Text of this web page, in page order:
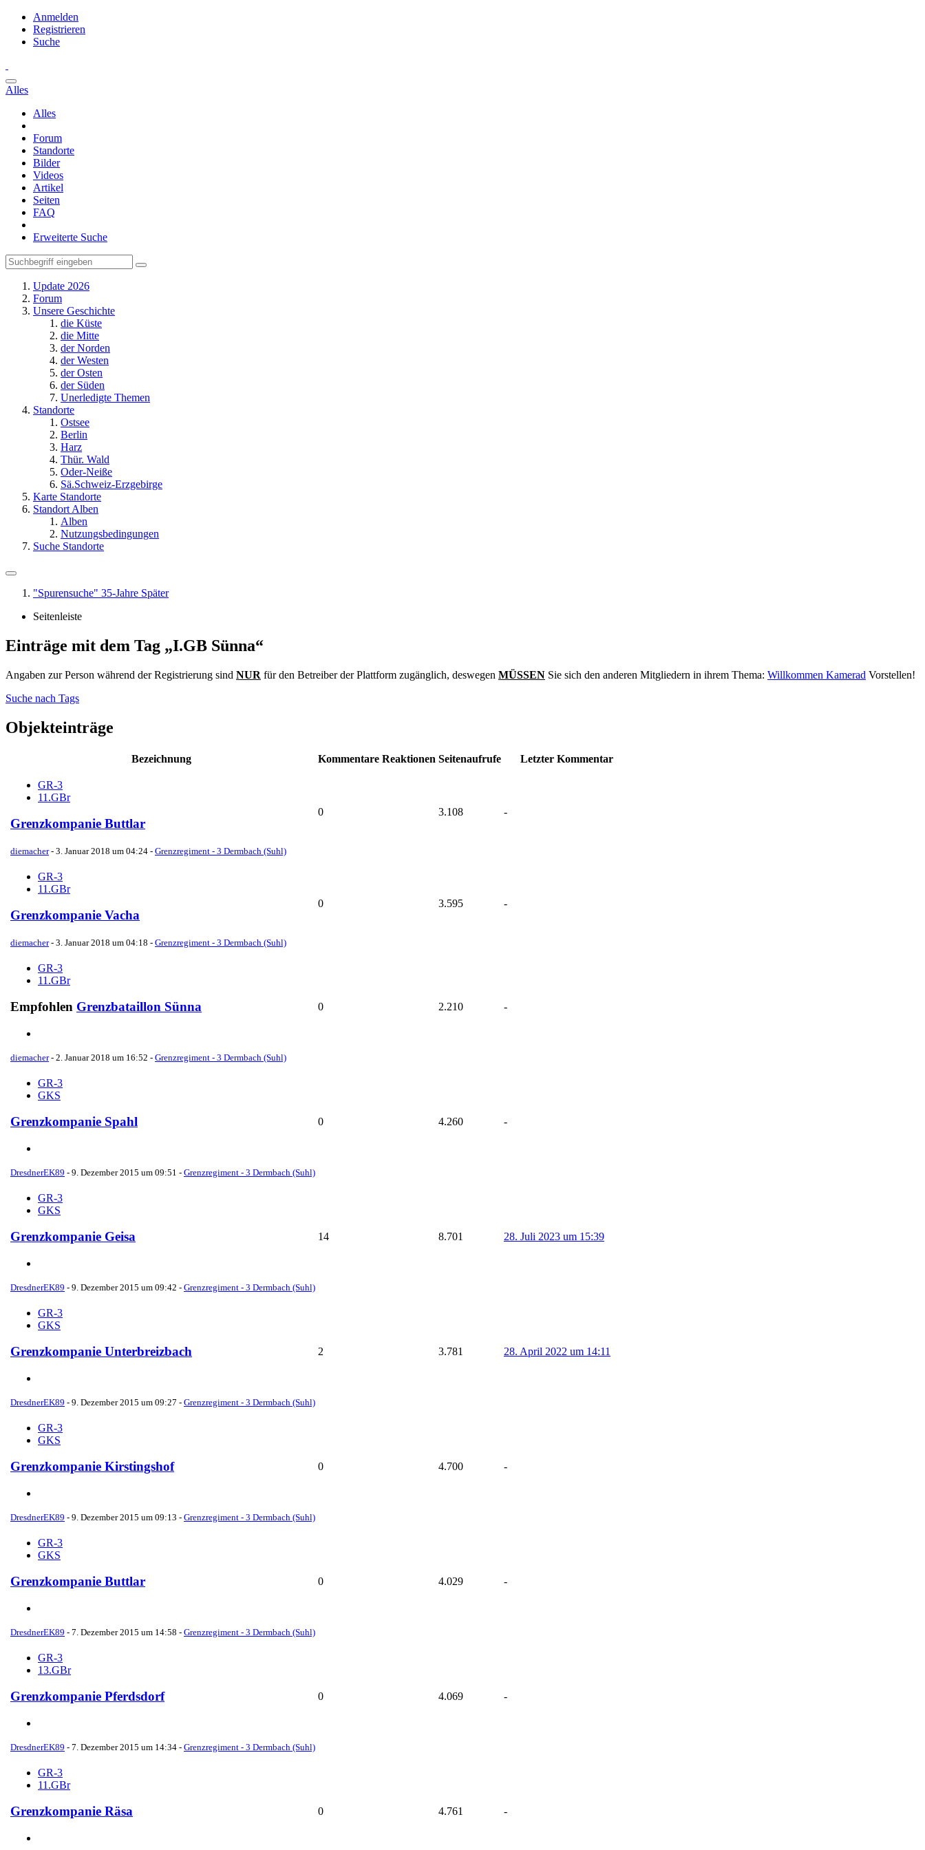
Anmelden
Registrieren
Suche
Alles
Alles
Forum
Standorte
Bilder
Videos
Artikel
Seiten
FAQ
Erweiterte Suche
Update 2026
Forum
Unsere Geschichte
die Küste
die Mitte
der Norden
der Westen
der Osten
der Süden
Unerledigte Themen
Standorte
Ostsee
Berlin
Harz
Thür. Wald
Oder-Neiße
Sä.Schweiz-Erzgebirge
Karte Standorte
Standort Alben
Alben
Nutzungsbedingungen
Suche Standorte
"Spurensuche" 35-Jahre Später
Seitenleiste
Einträge mit dem Tag „I.GB Sünna“
Angaben zur Person während der Registrierung sind NUR für den Betreiber der Plattform zugänglich, deswegen MÜSSEN Sie sich den anderen Mitgliedern in ihrem Thema: Willkommen Kamerad Vorstellen!
Suche nach Tags
Objekteinträge
Bezeichnung Kommentare Reaktionen Seitenaufrufe Letzter Kommentar
GR-3
11.GBr
Grenzkompanie Buttlar
diemacher- 3. Januar 2018 um 04:24 - Grenzregiment - 3 Dermbach (Suhl)
0 3.108 -
GR-3
11.GBr
Grenzkompanie Vacha
diemacher- 3. Januar 2018 um 04:18 - Grenzregiment - 3 Dermbach (Suhl)
0 3.595 -
GR-3
11.GBr
Empfohlen Grenzbataillon Sünna
diemacher- 2. Januar 2018 um 16:52 - Grenzregiment - 3 Dermbach (Suhl)
0 2.210 -
GR-3
GKS
Grenzkompanie Spahl
DresdnerEK89 - 9. Dezember 2015 um 09:51 - Grenzregiment - 3 Dermbach (Suhl)
0 4.260 -
GR-3
GKS
Grenzkompanie Geisa
DresdnerEK89 - 9. Dezember 2015 um 09:42 - Grenzregiment - 3 Dermbach (Suhl)
14 8.701 28. Juli 2023 um 15:39
GR-3
GKS
Grenzkompanie Unterbreizbach
DresdnerEK89 - 9. Dezember 2015 um 09:27 - Grenzregiment - 3 Dermbach (Suhl)
2 3.781 28. April 2022 um 14:11
GR-3
GKS
Grenzkompanie Kirstingshof
DresdnerEK89 - 9. Dezember 2015 um 09:13 - Grenzregiment - 3 Dermbach (Suhl)
0 4.700 -
GR-3
GKS
Grenzkompanie Buttlar
DresdnerEK89 - 7. Dezember 2015 um 14:58 - Grenzregiment - 3 Dermbach (Suhl)
0 4.029 -
GR-3
13.GBr
Grenzkompanie Pferdsdorf
DresdnerEK89 - 7. Dezember 2015 um 14:34 - Grenzregiment - 3 Dermbach (Suhl)
0 4.069 -
GR-3
11.GBr
Grenzkompanie Räsa 0 4.761 -